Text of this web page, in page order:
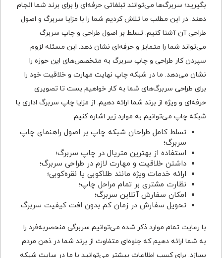
بگیرید؛ سربرگ‌ها می‌توانند تبلغاتی حرفه‌ای را برای برند شما انجام
دهند. در این مطلب ما تلاش کردیم شما را با مزایا سربرگ و اصول
طراحی آن آشنا کنیم. تسلط بر اصول طراحی و چاپ سربرگ
می‌تواند شما را متمایز و حرفه‌ای نشان دهد. این مسئله لزوم
سپردن کار طراحی و چاپ سربرگ به متخصص‌های این حوزه را
نشان می‌دهد. ما در شبکه چاپ نهایت مهارت و خلاقیت خود را
برای طراحی سربرگ‌های شما به کار خواهیم بست تا تصویری
حرفه‌ای و ویژه از برند شما ارائه دهیم. از مزایا چاپ سربرگ اداری با
شبکه چاپ می‌توانیم به موارد زیر اشاره کنیم:
تسلط کامل طراحان شبکه چاپ بر اصول راهنمای چاپ
سربرگ؛
استفاده از بهترین متریال در چاپ سربرگ؛
داشتن خلاقیت و مهارت لازم در طراحی سربرگ؛
ارائه خدمات ویژه مانند طلاکوبی یا نقره‌کوبی؛
نظارت مشتری بر تمام مراحل چاپ؛
امکان سفارش آنلاین سربرگ؛
تحویل سفارش در زمان کم بدون افت کیفیت سربرگ.
با رعایت تمام موارد ذکر شده می‌توانیم سربرگی منحصربه‌فرد را
به شما ارائه دهیم که جلوه‌ای متفاوت از برند شما در ذهن مردم
بسازد. برای کسب اطلاعات بیشتر می‌توانید با ما در سایت شبکه